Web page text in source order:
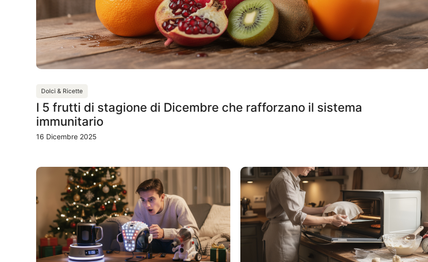
Dolci & Ricette
I 5 frutti di stagione di Dicembre che rafforzano il sistema
immunitario
16 Dicembre 2025